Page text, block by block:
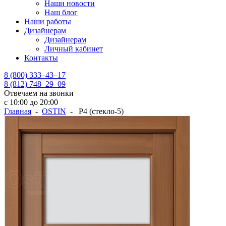
Наши новости
Наш блог
Наши работы
Дизайнерам
Дизайнерам
Личный кабинет
Контакты
8 (800) 333–43–17
8 (812) 748–29–09
Отвечаем на звонки
с 10:00 до 20:00
Главная - OSTIN - Р4 (стекло-5)